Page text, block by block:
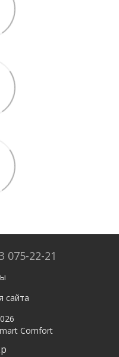
075-22-21
сайта
Comfort